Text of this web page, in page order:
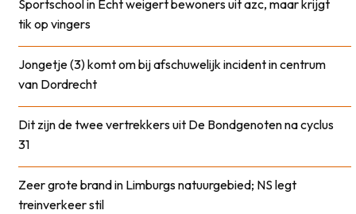
Sportschool in Echt weigert bewoners uit azc, maar krijgt
tik op vingers
Jongetje (3) komt om bij afschuwelijk incident in centrum
van Dordrecht
Dit zijn de twee vertrekkers uit De Bondgenoten na cyclus
31
Zeer grote brand in Limburgs natuurgebied; NS legt
treinverkeer stil